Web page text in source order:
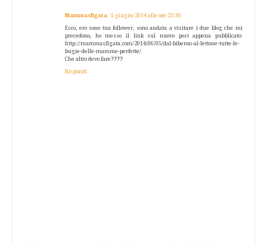
Mammasfigata 5 giugno 2014 alle ore 23:30
Ecco, ero sono tua follower, sono andata a visitare i due blog che mi
precedono, ho messo il link sul nuovo post appena pubblicato:
http://mammasfigata.com/2014/06/05/dal-biberon-al-lettone-tutte-le-
bugie-delle-mamme-perfette/
Che altro devo fare????
Rispondi